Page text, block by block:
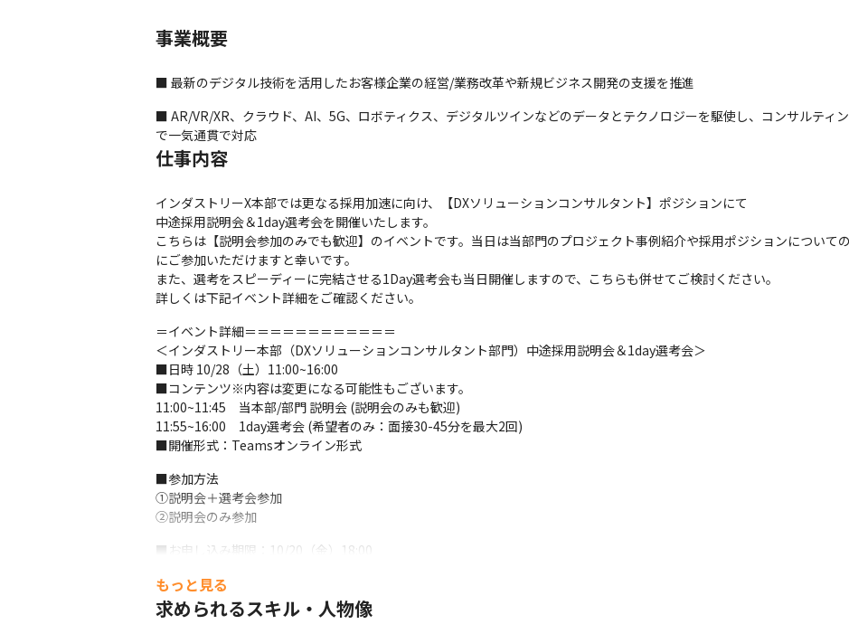
事業概要
■ 最新のデジタル技術を活用したお客様企業の経営/業務改革や新規ビジネス開発の支援を推進
■ AR/VR/XR、クラウド、AI、5G、ロボティクス、デジタルツインなどのデータとテクノロジーを駆使し、コンサルティ
で一気通貫で対応
仕事内容
インダストリーX本部では更なる採用加速に向け、【DXソリューションコンサルタント】ポジションにて
中途採用説明会＆1day選考会を開催いたします。
こちらは【説明会参加のみでも歓迎】のイベントです。当日は当部門のプロジェクト事例紹介や採用ポジションについて
にご参加いただけますと幸いです。
また、選考をスピーディーに完結させる1Day選考会も当日開催しますので、こちらも併せてご検討ください。
詳しくは下記イベント詳細をご確認ください。
＝イベント詳細＝＝＝＝＝＝＝＝＝＝＝＝
＜インダストリー本部（DXソリューションコンサルタント部門）中途採用説明会＆1day選考会＞
■日時 10/28（土）11:00~16:00
■コンテンツ※内容は変更になる可能性もございます。
11:00~11:45　当本部/部門 説明会 (説明会のみも歓迎)
11:55~16:00　1day選考会 (希望者のみ：面接30-45分を最大2回)
■開催形式：Teamsオンライン形式
■参加方法
①説明会＋選考会参加
②説明会のみ参加
■お申し込み期限：10/20（金）18:00
【DXソリューションコンサルタント】とは
お客様のCxOレベルとの議論を通じて、モノづくりの将来像を共に考え、課題解決のための提案を行います。デジタル技
もっと見る
求められるスキル・人物像